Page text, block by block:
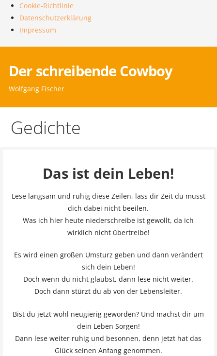
Cookie-Richtlinie
Datenschutzerklärung
Impressum
Inhalt
springen
Der schreibende Cowboy
Wolfgang Fischer
Gedichte
Das ist dein Leben!
Lese langsam und ruhig diese Zeilen, lass dir Zeit du musst
dich dabei nicht beeilen.
Was ich hier heute niederschreibe ist gewollt, da ich
wirklich nicht übertreibe!
Es wird einen großen Umsturz geben und dann verändert
sich dein Leben!
Doch wenn du nicht glaubst, dann lese nicht weiter.
Doch dann stürzt du ab von der Lebensleiter.
Bist du jetzt wohl neugierig geworden? Und machst dir um
dein Leben Sorgen!
Dann lese weiter ruhig und besonnen, denn jetzt hat das
Glück seinen Anfang genommen.